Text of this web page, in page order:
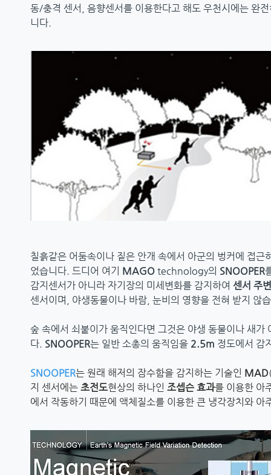
동/충격 센서, 음향센서를 이용한다고 해도 우천시에는 완
니다.
칠흙같은 어둠속이나 짙은 안개 속에서 아군의 벙커에 접
었습니다. 드디어 여기 MAGO technology의 SNOOPER
감지센서가 아니라 자기장의 미세변화를 감지하여 센서 주
센서이며, 야생동물이나 바람, 눈비의 영향을 전혀 받지 않
숲 속에서 쇠붙이가 움직인다면 그것은 야생 동물이나 새가
다. SNOOPER는 일반 소총의 움직임을 2.5m 정도에서 감
SNOOPER는 원래 해저의 잠수함을 감지하는 기술인 MAD
지 센서에는 초전도현상의 하나인 조셉슨 효과를 이용한 아
에서 작동하기 때문에 액체질소를 이용한 큰 냉각장치와